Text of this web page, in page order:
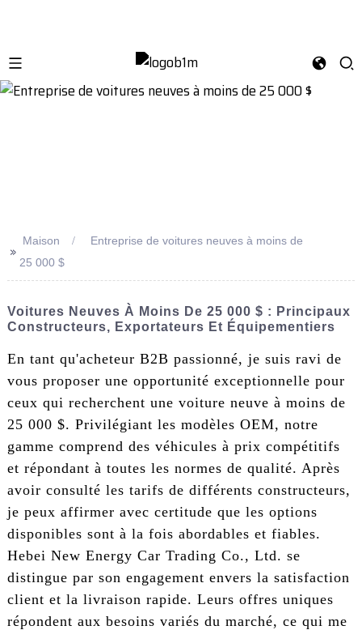
>> Maison
Entreprise de voitures neuves à moins de
25 000 $
Voitures Neuves À Moins De 25 000 $ : Principaux
Constructeurs, Exportateurs Et Équipementiers
En tant qu'acheteur B2B passionné, je suis ravi de
vous proposer une opportunité exceptionnelle pour
ceux qui recherchent une voiture neuve à moins de
25 000 $. Privilégiant les modèles OEM, notre
gamme comprend des véhicules à prix compétitifs
et répondant à toutes les normes de qualité. Après
avoir consulté les tarifs de différents constructeurs,
je peux affirmer avec certitude que les options
disponibles sont à la fois abordables et fiables.
Hebei New Energy Car Trading Co., Ltd. se
distingue par son engagement envers la satisfaction
client et la livraison rapide. Leurs offres uniques
répondent aux besoins variés du marché, ce qui me